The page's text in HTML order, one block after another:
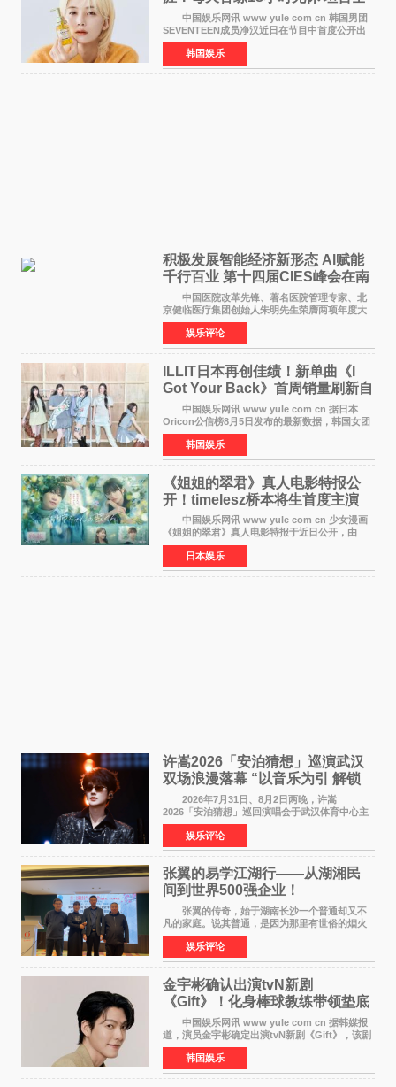
靠成员撑过来
中国娱乐网讯 www yule com cn 韩国男团
SEVENTEEN成员净汉近日在节目中首度公开出
道前的残酷练习生经历，并提及经纪公司Pledis
娱乐，引发广泛关注。 在8月2日播出的日本
TBS综艺节目《周
韩国娱乐
积极发展智能经济新形态 Al赋能
千行百业 第十四届CIES峰会在南
京盛大召开
中国医院改革先锋、著名医院管理专家、北
京健临医疗集团创始人朱明先生荣膺两项年度大
奖 2026年7月31日，盛夏金陵，长江之畔，
以重落地·真务实·强链接为主题的2026&lsquo;人
工智能+&rsquo
娱乐评论
ILLIT日本再创佳绩！新单曲《I
Got Your Back》首周销量刷新自
身纪录
中国娱乐网讯 www yule com cn 据日本
Oricon公信榜8月5日发布的最新数据，韩国女团
ILLIT在日本发行的第二张单曲《I Got Your
Back》首周销量达到71,009张，成功跻身最新一
期周单曲排行
韩国娱乐
《姐姐的翠君》真人电影特报公
开！timelesz桥本将生首度主演
12月4日上映
中国娱乐网讯 www yule com cn 少女漫画
《姐姐的翠君》真人电影特报于近日公开，由
timelesz成员桥本将生担任主演，这也是他首次
担任电影主演，引发高度关注。 女高中生咲
苗翠（中岛瑠菜
日本娱乐
许嵩2026「安泊猜想」巡演武汉
双场浪漫落幕 “以音乐为引 解锁
江城记忆”
2026年7月31日、8月2日两晚，许嵩
2026「安泊猜想」巡回演唱会于武汉体育中心主
体育场盛大开唱。许嵩与数万歌迷在此相聚，从
浪漫惬意的舞台设计到充满诚意与惊喜的现场互
动，共同开启了一场关于
娱乐评论
张翼的易学江湖行——从湖湘民
间到世界500强企业！
张翼的传奇，始于湖南长沙一个普通却又不
凡的家庭。说其普通，是因为那里有世俗的烟火
气；说其不凡，是因为家中有一位洞悉天地玄机
的长者——他的爷爷。作为当地的风水师，爷爷
是张翼走进易学
娱乐评论
金宇彬确认出演tvN新剧
《Gift》！化身棒球教练带领垫底
球队逆袭
中国娱乐网讯 www yule com cn 据韩媒报
道，演员金宇彬确定出演tvN新剧《Gift》，该剧
预计将于下半年播出，引发观众高度期待。
本剧改编自同名网络漫画，讲述一位经历意外事
故后获得特殊
韩国娱乐